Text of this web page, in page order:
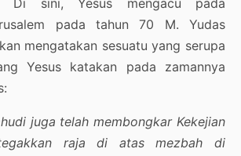
Di sini, Yesus mengacu pada
pada tahun 70 M. Yudas
mengatakan sesuatu yang serupa
Yesus katakan pada zamannya
juga telah membongkar Kekejian
raja di atas mezbah di